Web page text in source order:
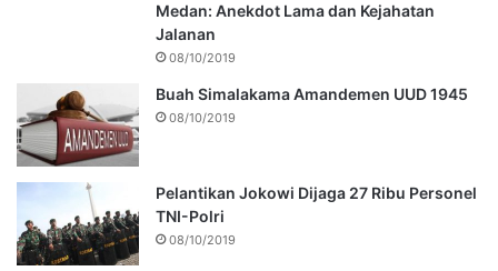
Medan: Anekdot Lama dan Kejahatan
Jalanan
08/10/2019
Buah Simalakama Amandemen UUD 1945
08/10/2019
Pelantikan Jokowi Dijaga 27 Ribu Personel
TNI-Polri
08/10/2019